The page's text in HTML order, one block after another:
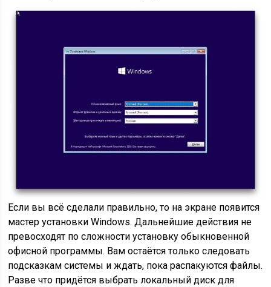
Если вы всё сделали правильно, то на экране появится
мастер установки Windows. Дальнейшие действия не
превосходят по сложности установку обыкновенной
офисной программы. Вам остаётся только следовать
подсказкам системы и ждать, пока распакуются файлы.
Разве что придётся выбрать локальный диск для